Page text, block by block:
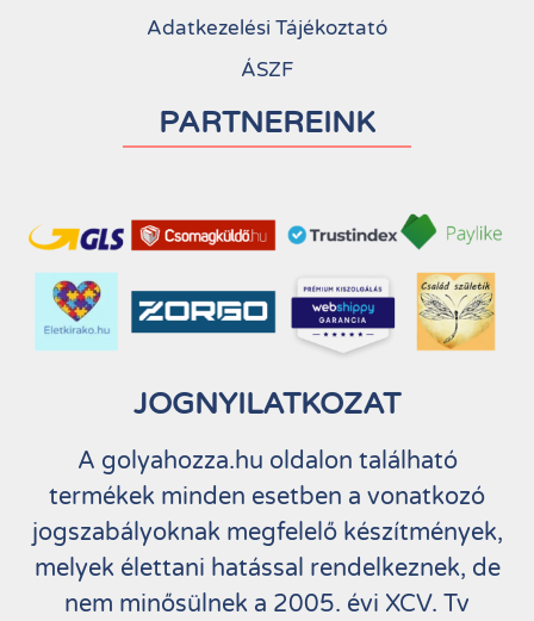
Adatkezelési Tájékoztató
ÁSZF
PARTNEREINK
JOGNYILATKOZAT
A golyahozza.hu oldalon található
termékek minden esetben a vonatkozó
jogszabályoknak megfelelő készítmények,
melyek élettani hatással rendelkeznek, de
nem minősülnek a 2005. évi XCV. Tv